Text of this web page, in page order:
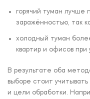
горячий туман
заражённостью, так
холодный туман
квартир и офисов
В результате оба
выборе стоит
и цели обработки.